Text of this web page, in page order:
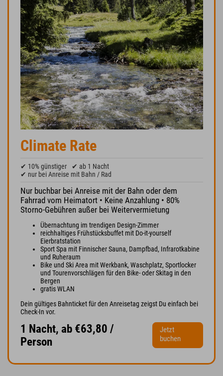
Climate Rate
✔ 10% günstiger
✔ ab 1 Nacht
✔ nur bei Anreise mit Bahn / Rad
Nur buchbar bei Anreise mit der Bahn oder dem
Fahrrad vom Heimatort • Keine Anzahlung • 80%
Storno-Gebühren außer bei Weitervermietung
Übernachtung im trendigen Design-Zimmer
reichhaltiges Frühstücksbuffet mit Do-it-yourself
Eierbratstation
Sport Spa mit Finnischer Sauna, Dampfbad, Infrarotkabine
und Ruheraum
Bike und Ski Area mit Werkbank, Waschplatz, Sportlocker
und Tourenvorschlägen für den Bike- oder Skitag in den
Bergen
gratis WLAN
Dein gültiges Bahnticket für den Anreisetag zeigst Du einfach bei
Check-In vor.
1 Nacht, ab €63,80 /
Person
Jetzt
buchen